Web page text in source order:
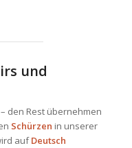
und
den Rest übernehmen
Schürzen in unserer
aufDeutsch